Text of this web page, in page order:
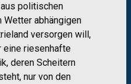
politischen
Wetter abhängigen
versorgen will,
eine riesenhafte
deren Scheitern
nur von den